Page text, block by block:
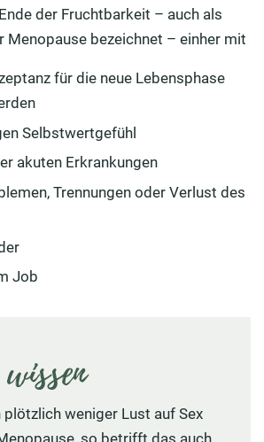
der Fruchtbarkeit – auch als
Menopause bezeichnet – einher mit
für die neue Lebensphase
Selbstwertgefühl
akuten Erkrankungen
Trennungen oder Verlust des
Job
plötzlich weniger Lust auf Sex